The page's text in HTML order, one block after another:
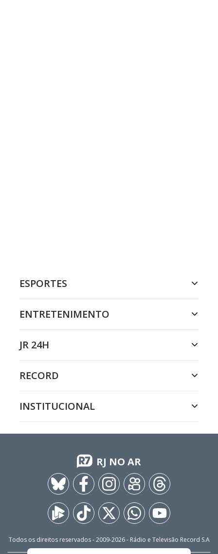
ESPORTES
ENTRETENIMENTO
JR 24H
RECORD
INSTITUCIONAL
RJ NO AR
Todos os direitos reservados - 2009-2026- Rádio e Televisão Record S.A